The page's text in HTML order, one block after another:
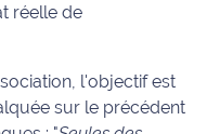
réelle de
l'objectif est
sur le précédent